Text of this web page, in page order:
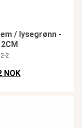
/ lysegrønn -
2
pris var: NOK
NOKNåværende pris